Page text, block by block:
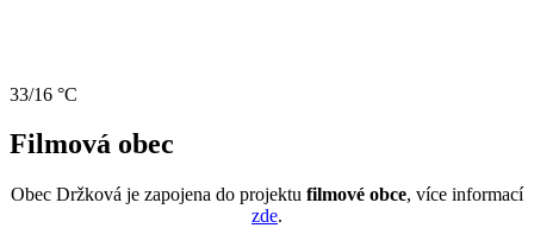
33/16 °C
Filmová obec
Obec Držková je zapojena do projektu filmové obce, více informací
zde.